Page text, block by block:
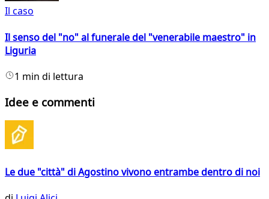
Il caso
Il senso del "no" al funerale del "venerabile maestro" in
Liguria
1 min di lettura
Idee e commenti
Le due "città" di Agostino vivono entrambe dentro di noi